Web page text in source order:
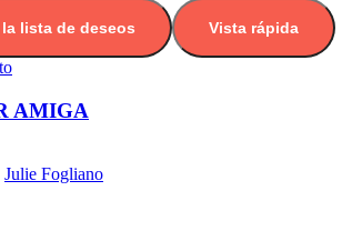
lista de deseos Vista rápida
AMIGA
Julie Fogliano